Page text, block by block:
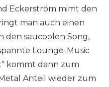
Eckerström mimt den
man auch einen
den saucoolen Song,
Lounge-Music
kommt dann zum
Anteil wieder zum